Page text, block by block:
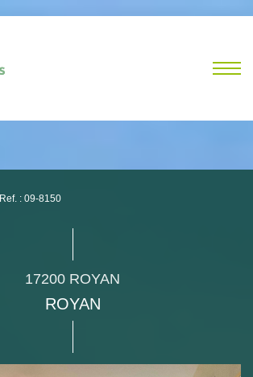
Ref. : 09-8150
17200 ROYAN
ROYAN